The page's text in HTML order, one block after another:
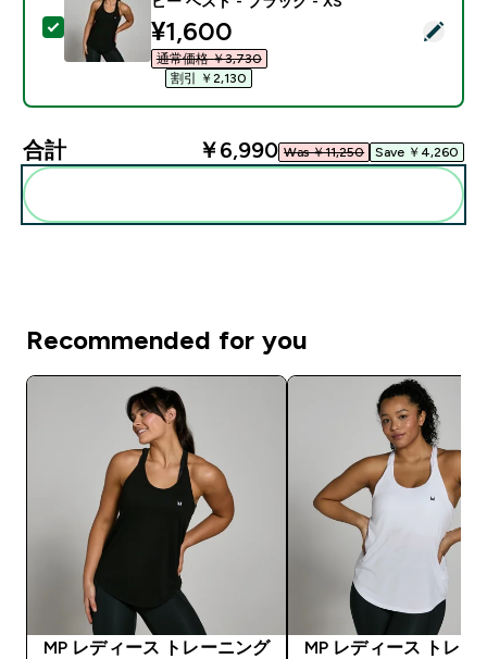
この商品を選択 - MP レディース トレーニング スト
discounted price
¥1,600‎
通常価格 ￥3,730‎
割引 ￥2,130‎
合計 ￥6,990‎ Was ￥11,250‎ Save ￥4,260‎
Recommended for you
MP レディース トレーニング
MP レディース トレー